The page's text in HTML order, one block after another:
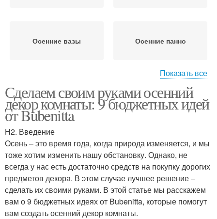
Осенние вазы Осенние панно
Осенние подсвечники Осенние подушки
Осенние тапочки
Показать все
Сделаем своим руками осенний
декор комнаты: 9 бюджетных идей
от Bubenitta
H2. Введение
Осень – это время года, когда природа изменяется, и мы
тоже хотим изменить нашу обстановку. Однако, не
всегда у нас есть достаточно средств на покупку дорогих
предметов декора. В этом случае лучшее решение –
сделать их своими руками. В этой статье мы расскажем
вам о 9 бюджетных идеях от Bubenitta, которые помогут
вам создать осенний декор комнаты.